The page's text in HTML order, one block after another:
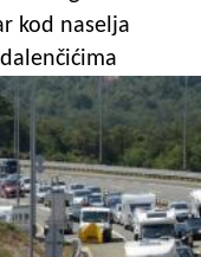
kod naselja